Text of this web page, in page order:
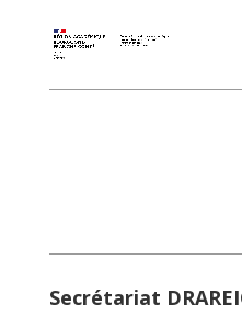
Secrétariat